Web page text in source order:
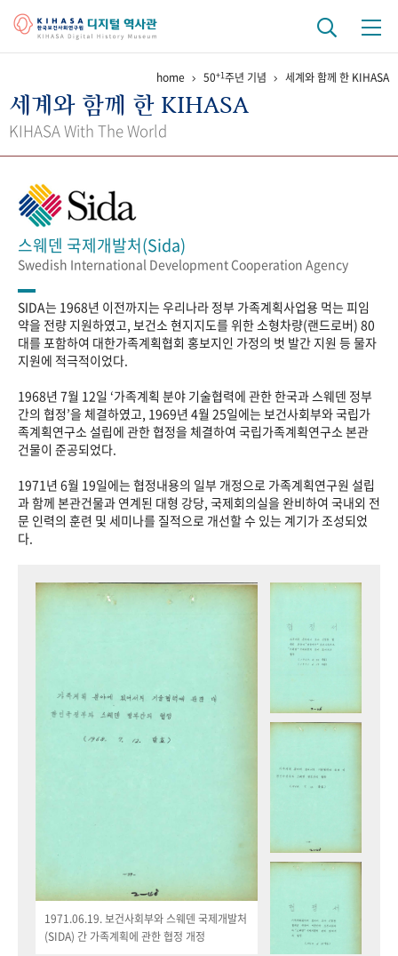
걸어온 길 기관 변천사 역대 기관장
정책과 연구 키워드로 보는 연구 역사
간행물 변천사
기록물 아카이브
사진 아카이브 문서 기록물 행정박물 영상 기록물
성과 50선 숫자로 보는 50년 50+1주년 광장
세계와 함께 한 KIHASA
VR 역사관
home 50+1주년 기념 세계와 함께 한 KIHASA
세계와 함께 한 KIHASA
KIHASA With The World
스웨덴 국제개발처(Sida)
Swedish International Development Cooperation Agency
SIDA는 1968년 이전까지는 우리나라 정부 가족계획사업용 먹는 피임
약을 전량 지원하였고, 보건소 현지지도를 위한 소형차량(랜드로버) 80
대를 포함하여 대한가족계획협회 홍보지인 가정의 벗 발간 지원 등 물자
지원에 적극적이었다.
1968년 7월 12일 ‘가족계획 분야 기술협력에 관한 한국과 스웨덴 정부
간의 협정’을 체결하였고, 1969년 4월 25일에는 보건사회부와 국립가
족계획연구소 설립에 관한 협정을 체결하여 국립가족계획연구소 본관
건물이 준공되었다.
1971년 6월 19일에는 협정내용의 일부 개정으로 가족계획연구원 설립
과 함께 본관건물과 연계된 대형 강당, 국제회의실을 완비하여 국내외 전
문 인력의 훈련 및 세미나를 질적으로 개선할 수 있는 계기가 조성되었
다.
1971.06.19. 보건사회부와 스웨덴 국제개발처
(SIDA) 간 가족계획에 관한 협정 개정